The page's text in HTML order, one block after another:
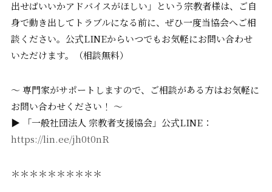
出せばいいかアドバイスがほしい」という宗教者様は、ご自
身で動き出してトラブルになる前に、ぜひ一度当協会へご相
談ください。公式LINEからいつでもお気軽にお問い合わせ
いただけます。（相談無料）
～ 専門家がサポートしますので、ご相談がある方はお気軽に
お問い合わせください！ ～
▶ 「一般社団法人 宗教者支援協会」公式LINE：
https://lin.ee/jh0t0nR
＊＊＊＊＊＊＊＊＊＊